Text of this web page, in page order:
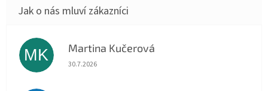
MK Martina Kučerová
Hodnocení obchodu je 5 z 5 hvězdiček.
30.7.2026